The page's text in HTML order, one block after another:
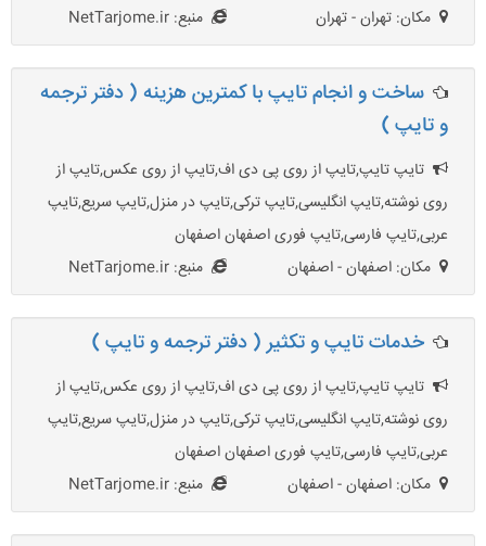
مکان: تهران - تهران
منبع: NetTarjome.ir
ساخت و انجام تایپ با کمترین هزینه ( دفتر ترجمه
و تایپ )
تایپ تایپ,تایپ از روی پی دی اف,تایپ از روی عکس,تایپ از
روی نوشته,تایپ انگلیسی,تایپ ترکی,تایپ در منزل,تایپ سریع,تایپ
عربی,تایپ فارسی,تایپ فوری اصفهان اصفهان
مکان: اصفهان - اصفهان
منبع: NetTarjome.ir
خدمات تایپ و تکثیر ( دفتر ترجمه و تایپ )
تایپ تایپ,تایپ از روی پی دی اف,تایپ از روی عکس,تایپ از
روی نوشته,تایپ انگلیسی,تایپ ترکی,تایپ در منزل,تایپ سریع,تایپ
عربی,تایپ فارسی,تایپ فوری اصفهان اصفهان
مکان: اصفهان - اصفهان
منبع: NetTarjome.ir